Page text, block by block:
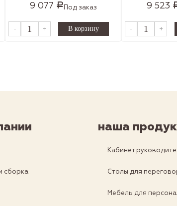
9 077 Р Под заказ
- +
9 523
- +
сборка
наша
Кабинет
Столы для
Мебель для